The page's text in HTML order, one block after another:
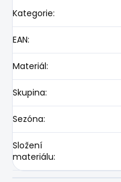
Kategorie:
EAN:
Materiál:
Skupina:
Sezóna:
Složení
materiálu: